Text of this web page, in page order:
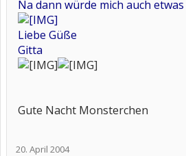
Na dann würde mich auch
Liebe Güße
Gitta
Gute Nacht Monsterchen
20. April 2004